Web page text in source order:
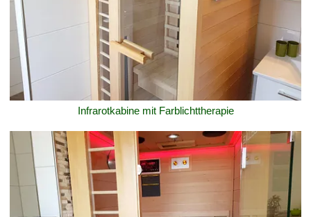
Infrarotkabine mit Farblichttherapie